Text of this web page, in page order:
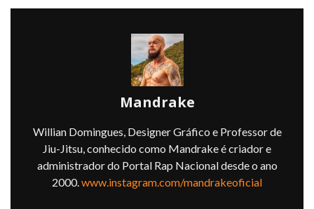
Mandrake
Willian Domingues, Designer Gráfico e Professor de
Jiu-Jitsu, conhecido como Mandrake é criador e
administrador do Portal Rap Nacional desde o ano
2000.www.instagram.com/mandrakeoficial